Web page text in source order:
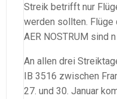
Streik betrifft nur
werden sollten. Flüge
AER NOSTRUM sind
An allen drei
IB 3516 zwischen
27. und 30. Januar